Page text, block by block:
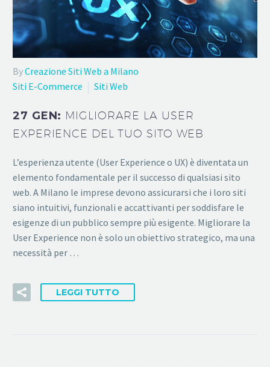
ByCreazione Siti Web a Milano
Siti E-Commerce
Siti Web
27 GEN: MIGLIORARE LA USER
EXPERIENCE DEL TUO SITO WEB
L’esperienza utente (User Experience o UX) è diventata un
elemento fondamentale per il successo di qualsiasi sito
web. A Milano le imprese devono assicurarsi che i loro siti
siano intuitivi, funzionali e accattivanti per soddisfare le
esigenze di un pubblico sempre più esigente. Migliorare la
User Experience non è solo un obiettivo strategico, ma una
necessità per …
LEGGI TUTTO